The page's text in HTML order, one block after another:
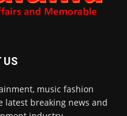
US
music fashion
latest breaking news and